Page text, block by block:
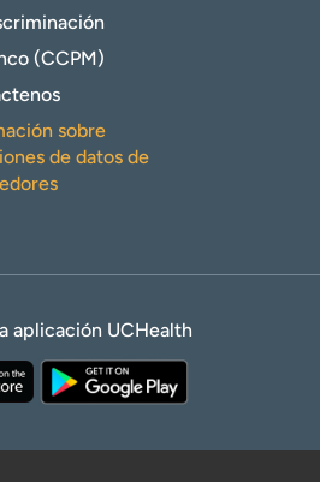
(CCPM)
sobre
de datos de
aplicación UCHealth